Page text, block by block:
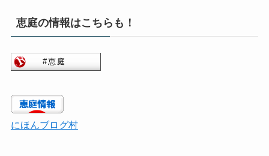
恵庭の情報はこちらも！
にほんブログ村